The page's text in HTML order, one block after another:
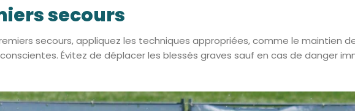
secours
secours, appliquez les techniques appropriées, comme le maintien
Évitez de déplacer les blessés graves sauf en cas de danger